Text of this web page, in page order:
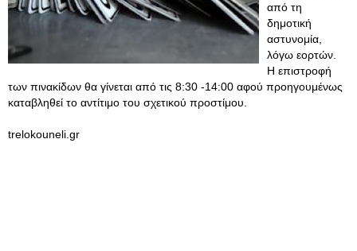
από τη
δημοτική
αστυνομία,
λόγω εορτών.
Η επιστροφή
των πινακίδων θα γίνεται από τις 8:30 -14:00 αφού προηγουμένως
καταβληθεί το αντίτιμο του σχετικού προστίμου.
trelokouneli.gr